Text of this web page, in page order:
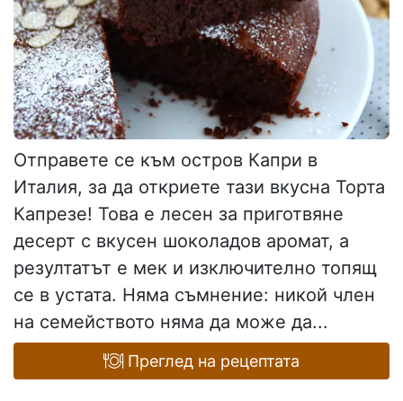
Отправете се към остров Капри в
Италия, за да откриете тази вкусна Торта
Капрезе! Това е лесен за приготвяне
десерт с вкусен шоколадов аромат, а
резултатът е мек и изключително топящ
се в устата. Няма съмнение: никой член
на семейството няма да може да...
Преглед на рецептата